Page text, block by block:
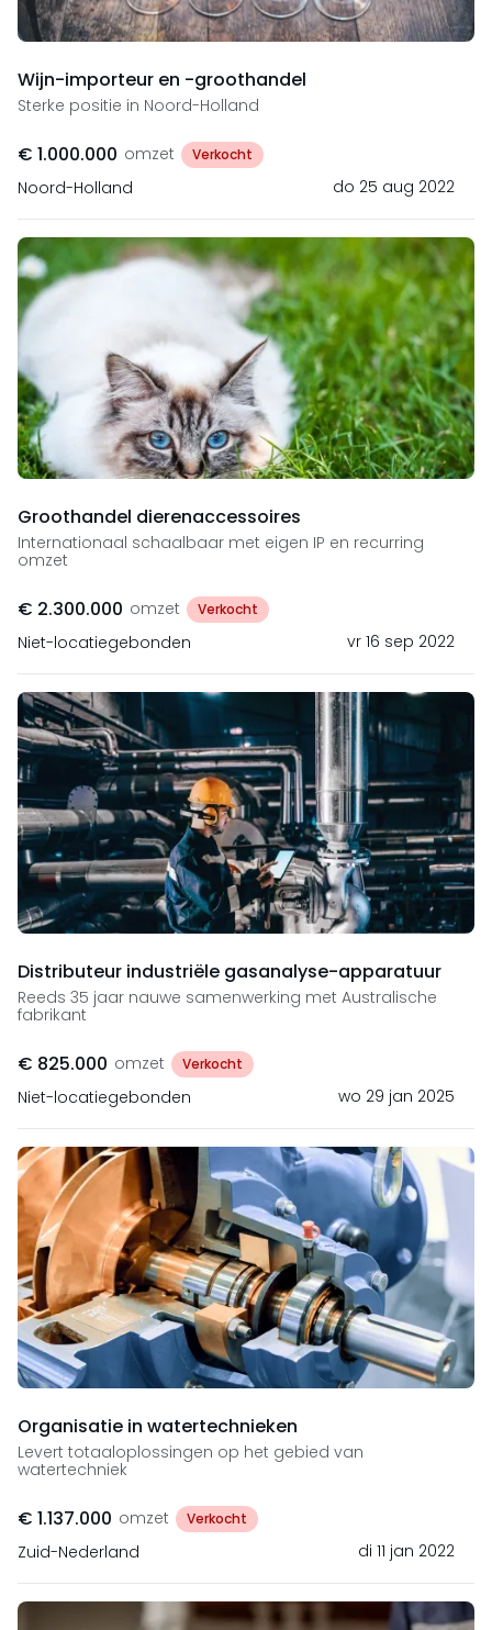
Wijn-importeur en -groothandel
Sterke positie in Noord-Holland
€ 1.000.000 omzet Verkocht
Noord-Holland do 25 aug 2022
Groothandel dierenaccessoires
Internationaal schaalbaar met eigen IP en recurring
omzet
€ 2.300.000 omzet Verkocht
Niet-locatiegebonden vr 16 sep 2022
Distributeur industriële gasanalyse-apparatuur
Reeds 35 jaar nauwe samenwerking met Australische
fabrikant
€ 825.000 omzet Verkocht
Niet-locatiegebonden wo 29 jan 2025
Organisatie in watertechnieken
Levert totaaloplossingen op het gebied van
watertechniek
€ 1.137.000 omzet Verkocht
Zuid-Nederland di 11 jan 2022